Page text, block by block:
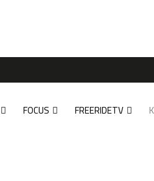
FOCUS FREERIDETV